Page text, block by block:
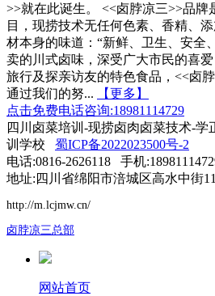
>>就在此诞生。 <<卤脖凉三>>品牌
目，现捞技术无任何色素、香精、
材本身的味道：“新鲜、卫生、安全
卖的川式卤味，深受广大市民的喜
旅行及探亲访友的特色食品，<<卤
通过我们的努...
【更多】
点击免费电话咨询:18981114729
四川卤菜培训-现捞卤肉卤菜技术-
训学校 蜀ICP备2022023500号-2
电话:0816-2626118 手机
地址:四川省绵阳市涪城区高水中街
http://m.lcjmw.cn/
卤脖凉三总部
网站首页